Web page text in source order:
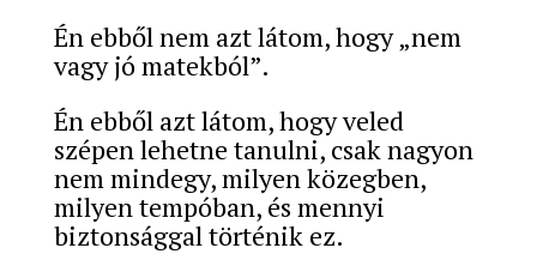
Én ebből nem azt látom, hogy „nem
vagy jó matekból”.
Én ebből azt látom, hogy veled
szépen lehetne tanulni, csak nagyon
nem mindegy, milyen közegben,
milyen tempóban, és mennyi
biztonsággal történik ez.